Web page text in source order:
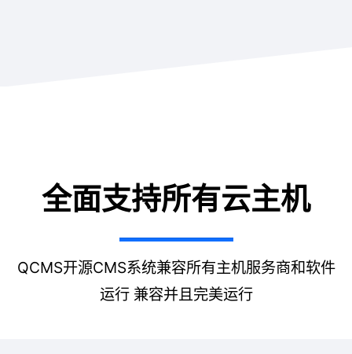
全面支持所有云主机
QCMS开源CMS系统兼容所有主机服务商和软件
运行 兼容并且完美运行